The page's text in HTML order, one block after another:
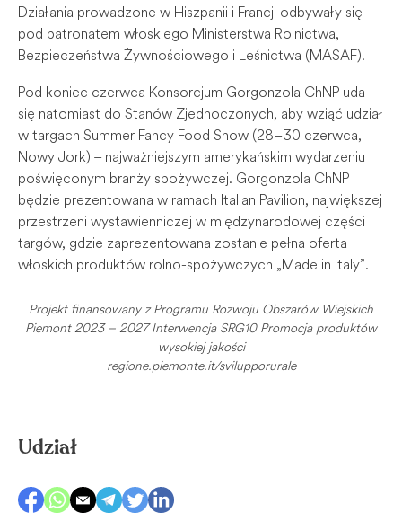
Działania prowadzone w Hiszpanii i Francji odbywały się
pod patronatem włoskiego Ministerstwa Rolnictwa,
Bezpieczeństwa Żywnościowego i Leśnictwa (MASAF).
Pod koniec czerwca Konsorcjum Gorgonzola ChNP uda
się natomiast do Stanów Zjednoczonych, aby wziąć udział
w targach Summer Fancy Food Show (28–30 czerwca,
Nowy Jork) – najważniejszym amerykańskim wydarzeniu
poświęconym branży spożywczej. Gorgonzola ChNP
będzie prezentowana w ramach Italian Pavilion, największej
przestrzeni wystawienniczej w międzynarodowej części
targów, gdzie zaprezentowana zostanie pełna oferta
włoskich produktów rolno-spożywczych „Made in Italy”.
Projekt finansowany z Programu Rozwoju Obszarów Wiejskich
Piemont 2023 – 2027 Interwencja SRG10 Promocja produktów
wysokiej jakości
regione.piemonte.it/svilupporurale
Udział